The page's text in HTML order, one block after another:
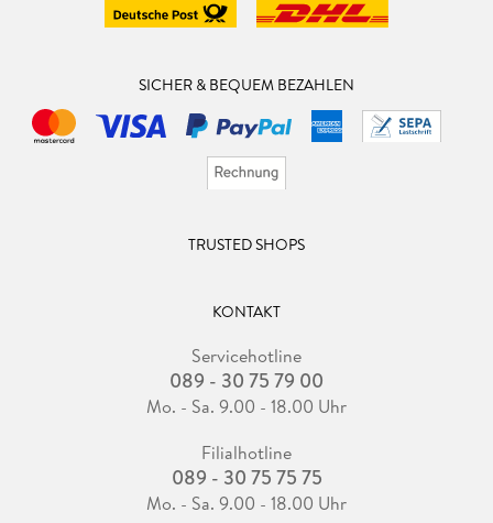
SICHER & BEQUEM BEZAHLEN
TRUSTED SHOPS
KONTAKT
Servicehotline
089 - 30 75 79 00
Mo. - Sa. 9.00 - 18.00 Uhr
Filialhotline
089 - 30 75 75 75
Mo. - Sa. 9.00 - 18.00 Uhr